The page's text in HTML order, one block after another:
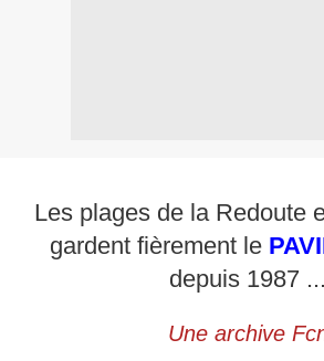
Les plages de la Redoute
gardent fièrement le
depuis 1987 ...
Une archive